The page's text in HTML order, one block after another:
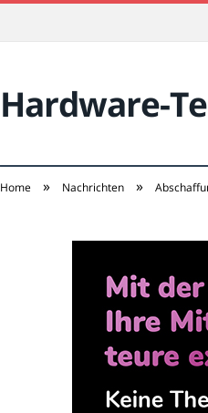
Hardware-
Home » Nachrichten »